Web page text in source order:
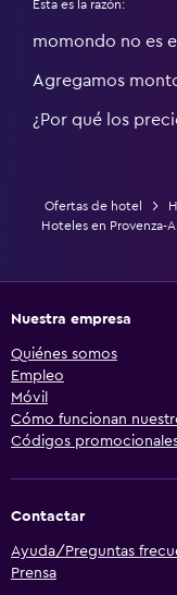
Esta es la razón:
momondo no es
Agregamos
¿Por qué los
Ofertas de hotel
Hoteles en Provenza-
Nuestra empresa
Quiénes somos
Empleo
Móvil
Cómo funcionan
Códigos
Contactar
Ayuda/Preguntas
Prensa